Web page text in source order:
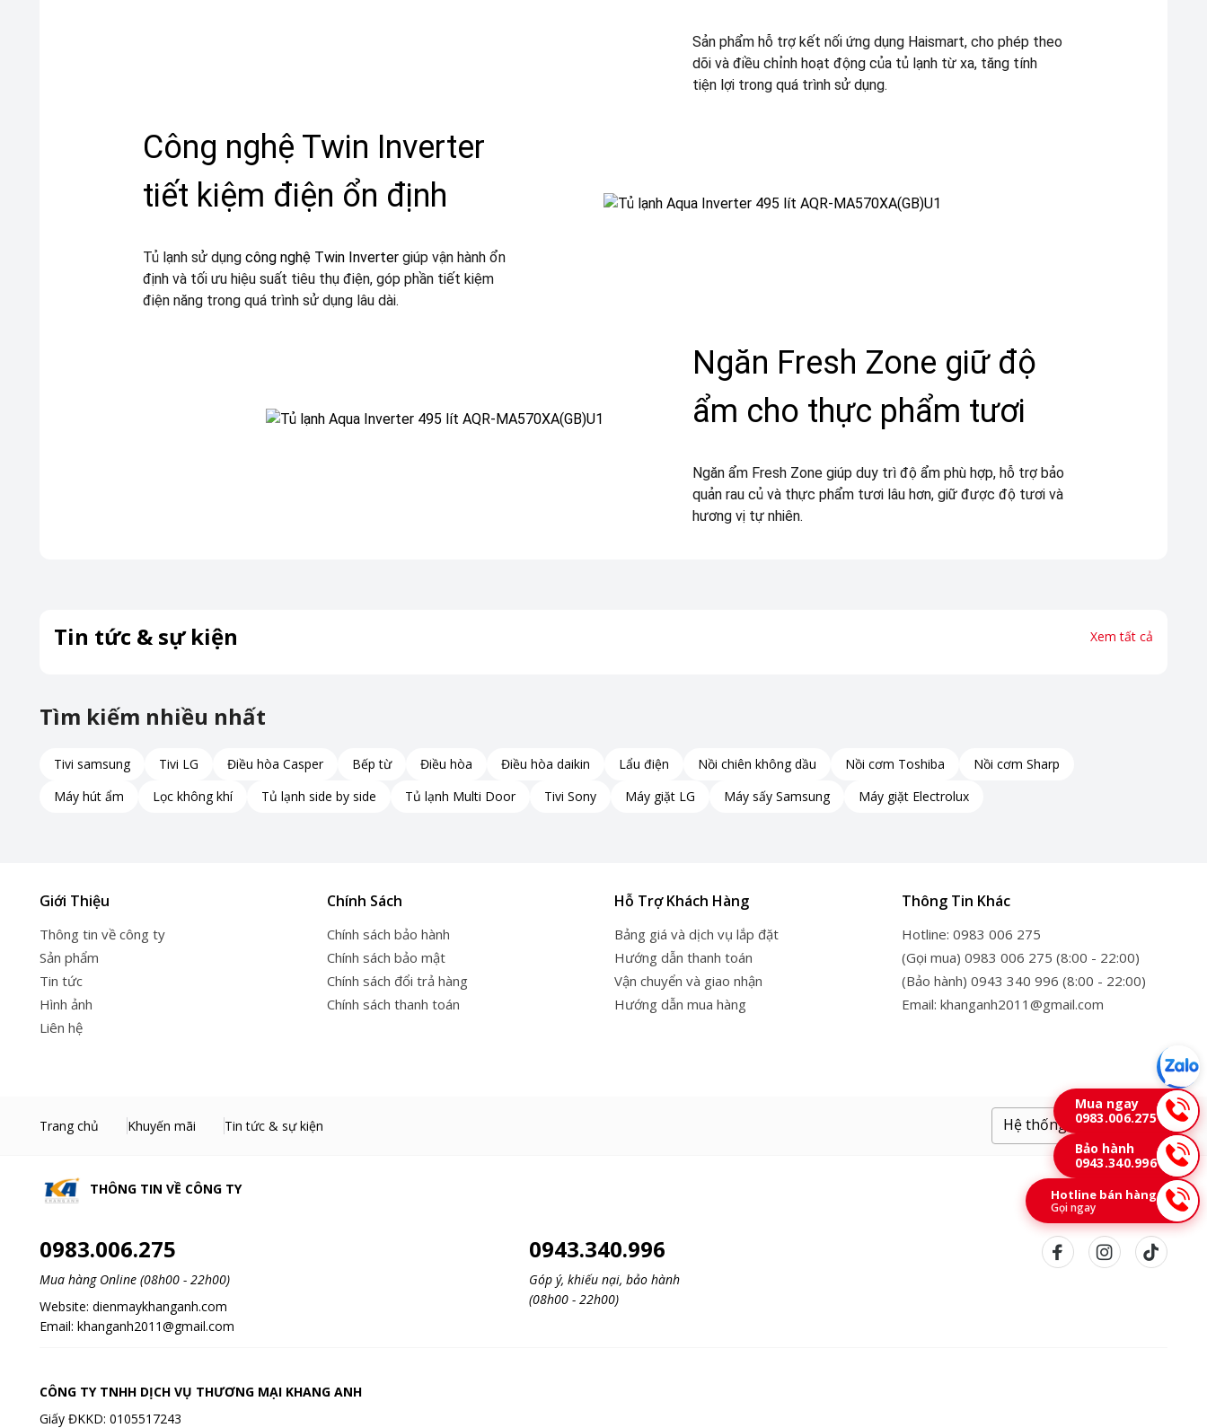
Sản phẩm hỗ trợ kết nối ứng dụng Haismart, cho phép theo
dõi và điều chỉnh hoạt động của tủ lạnh từ xa, tăng tính
tiện lợi trong quá trình sử dụng.
Công nghệ Twin Inverter
tiết kiệm điện ổn định
Tủ lạnh sử dụng công nghệ Twin Invertergiúp vận hành ổn
định và tối ưu hiệu suất tiêu thụ điện, góp phần tiết kiệm
điện năng trong quá trình sử dụng lâu dài.
Ngăn Fresh Zone giữ độ
ẩm cho thực phẩm tươi
Ngăn ẩm Fresh Zone giúp duy trì độ ẩm phù hợp, hỗ trợ bảo
quản rau củ và thực phẩm tươi lâu hơn, giữ được độ tươi và
hương vị tự nhiên.
Tin tức & sự kiện Xem tất cả
Tìm kiếm nhiều nhất
Tivi samsung Tivi LG Điều hòa Casper Bếp từ Điều hòa Điều hòa daikin Lẩu điện Nồi chiên không dầu Nồi cơm Toshiba
Nồi cơm Sharp
Máy hút ẩm
Lọc không khí Tủ lạnh side by side Tủ lạnh Multi Door Tivi Sony Máy giặt LG Máy sấy Samsung Máy giặt Electrolux
Giới Thiệu
Thông tin về công ty
Sản phẩm
Tin tức
Hình ảnh
Liên hệ
Chính Sách
Chính sách bảo hành
Chính sách bảo mật
Chính sách đổi trả hàng
Chính sách thanh toán
Hỗ Trợ Khách Hàng
Bảng giá và dịch vụ lắp đặt
Hướng dẫn thanh toán
Vận chuyển và giao nhận
Hướng dẫn mua hàng
Thông Tin Khác
Hotline: 0983 006 275
(Gọi mua) 0983 006 275 (8:00 - 22:00)
(Bảo hành) 0943 340 996 (8:00 - 22:00)
Email: khanganh2011@gmail.com
Trang chủ Khuyến mãi Tin tức & sự kiện Hệ thống cửa hàng
THÔNG TIN VỀ CÔNG TY
0983.006.275
Mua hàng Online (08h00 - 22h00)
Website: dienmaykhanganh.com
Email: khanganh2011@gmail.com
0943.340.996
Góp ý, khiếu nại, bảo hành
(08h00 - 22h00)
CÔNG TY TNHH DỊCH VỤ THƯƠNG MẠI KHANG ANH
Giấy ĐKKD: 0105517243
Mua ngay
0983.006.275
Bảo hành
0943.340.996
Hotline bán hàng
Gọi ngay